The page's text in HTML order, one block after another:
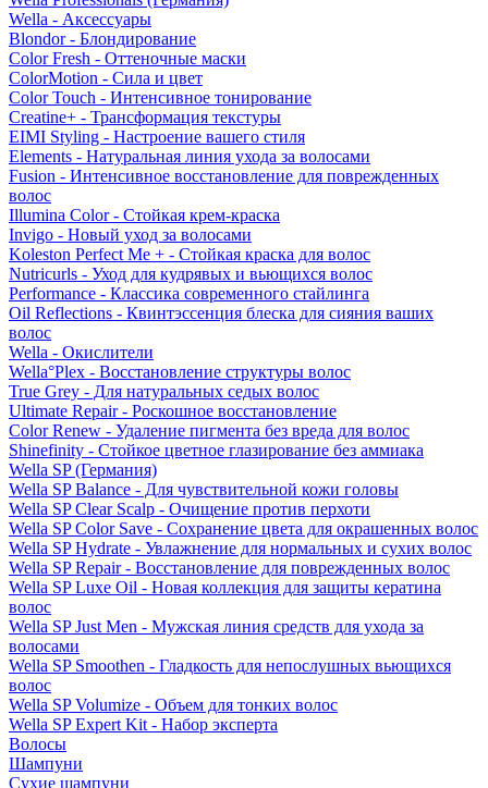
Wella - Аксессуары
Blondor - Блондирование
Color Fresh - Оттеночные маски
ColorMotion - Сила и цвет
Color Touch - Интенсивное тонирование
Creatine+ - Трансформация текстуры
EIMI Styling - Настроение вашего стиля
Elements - Натуральная линия ухода за волосами
Fusion - Интенсивное восстановление для поврежденных
волос
Illumina Color - Стойкая крем-краска
Invigo - Новый уход за волосами
Koleston Perfect Me + - Стойкая краска для волос
Nutricurls - Уход для кудрявых и вьющихся волос
Performance - Классика современного стайлинга
Oil Reflections - Квинтэссенция блеска для сияния ваших
волос
Wella - Окислители
Wella°Plex - Восстановление структуры волос
True Grey - Для натуральных седых волос
Ultimate Repair - Роскошное восстановление
Color Renew - Удаление пигмента без вреда для волос
Shinefinity - Стойкое цветное глазирование без аммиака
Wella SP (Германия)
Wella SP Balance - Для чувствительной кожи головы
Wella SP Clear Scalp - Очищение против перхоти
Wella SP Color Save - Сохранение цвета для окрашенных волос
Wella SP Hydrate - Увлажнение для нормальных и сухих волос
Wella SP Repair - Восстановление для поврежденных волос
Wella SP Luxe Oil - Новая коллекция для защиты кератина
волос
Wella SP Just Men - Мужская линия средств для ухода за
волосами
Wella SP Smoothen - Гладкость для непослушных вьющихся
волос
Wella SP Volumize - Объем для тонких волос
Wella SP Expert Kit - Набор эксперта
Волосы
Шампуни
Сухие шампуни